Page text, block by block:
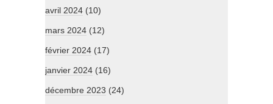
avril 2024 (10)
mars 2024 (12)
février 2024 (17)
janvier 2024 (16)
décembre 2023 (24)